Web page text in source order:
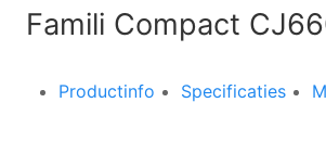
Famili Compact
Productinfo Specificaties